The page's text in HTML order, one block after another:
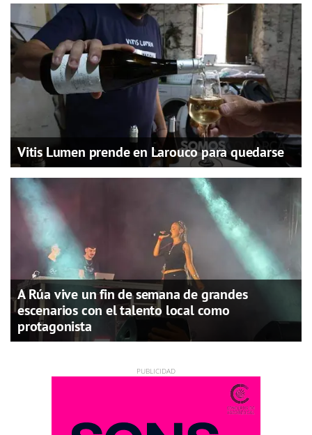
Vitis Lumen prende en Larouco para quedarse
A Rúa vive un fin de semana de grandes
escenarios con el talento local como
protagonista